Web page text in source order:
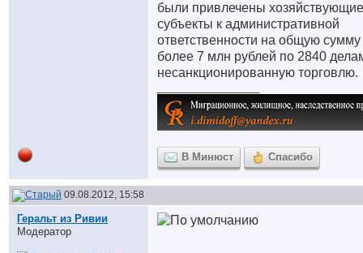
были привлечены хозяйствующие
субъекты к административной
ответственности на общую сумму
более 7 млн рублей по 2840
несанкционированную торговлю.
В Минюст Спасибо
09.08.2012, 15:58
Геральт из Ривии
Модератор